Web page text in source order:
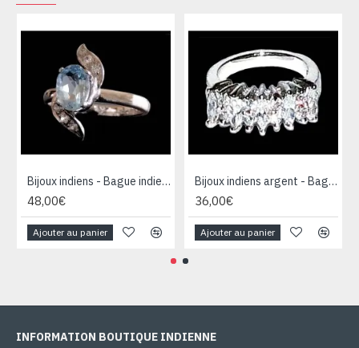
Bijoux indiens - Bague indienne rhodiée Topaze
48,00€
Ajouter au panier
Bijoux indiens argent - Bague indienne oxyde de Zirconium
36,00€
Ajouter au panier
INFORMATION BOUTIQUE INDIENNE